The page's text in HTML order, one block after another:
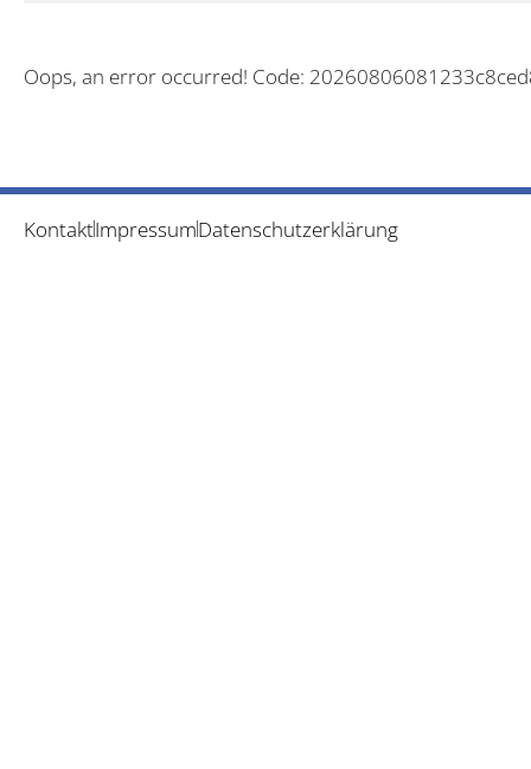
Oops, an error occurred! Code:
KontaktImpressumDatenschutzerklärung